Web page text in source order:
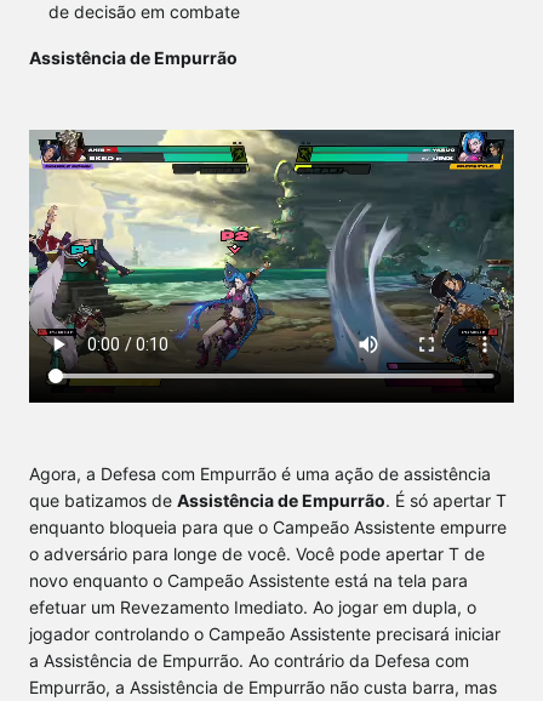
de decisão em combate
Assistência de Empurrão
Agora, a Defesa com Empurrão é uma ação de assistência
que batizamos de Assistência de Empurrão. É só apertar T
enquanto bloqueia para que o Campeão Assistente empurre
o adversário para longe de você. Você pode apertar T de
novo enquanto o Campeão Assistente está na tela para
efetuar um Revezamento Imediato. Ao jogar em dupla, o
jogador controlando o Campeão Assistente precisará iniciar
a Assistência de Empurrão. Ao contrário da Defesa com
Empurrão, a Assistência de Empurrão não custa barra, mas